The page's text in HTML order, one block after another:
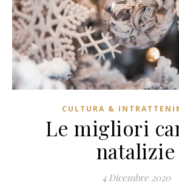
CULTURA &
Le migliori
natalizie
4 Dicembre 2020